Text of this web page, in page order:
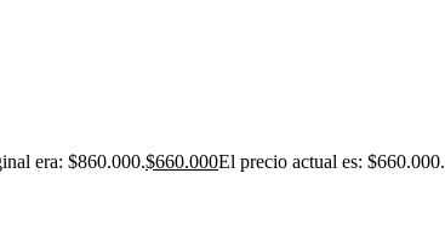
era: $860.000.$660.000El precio actual es: $660.000.